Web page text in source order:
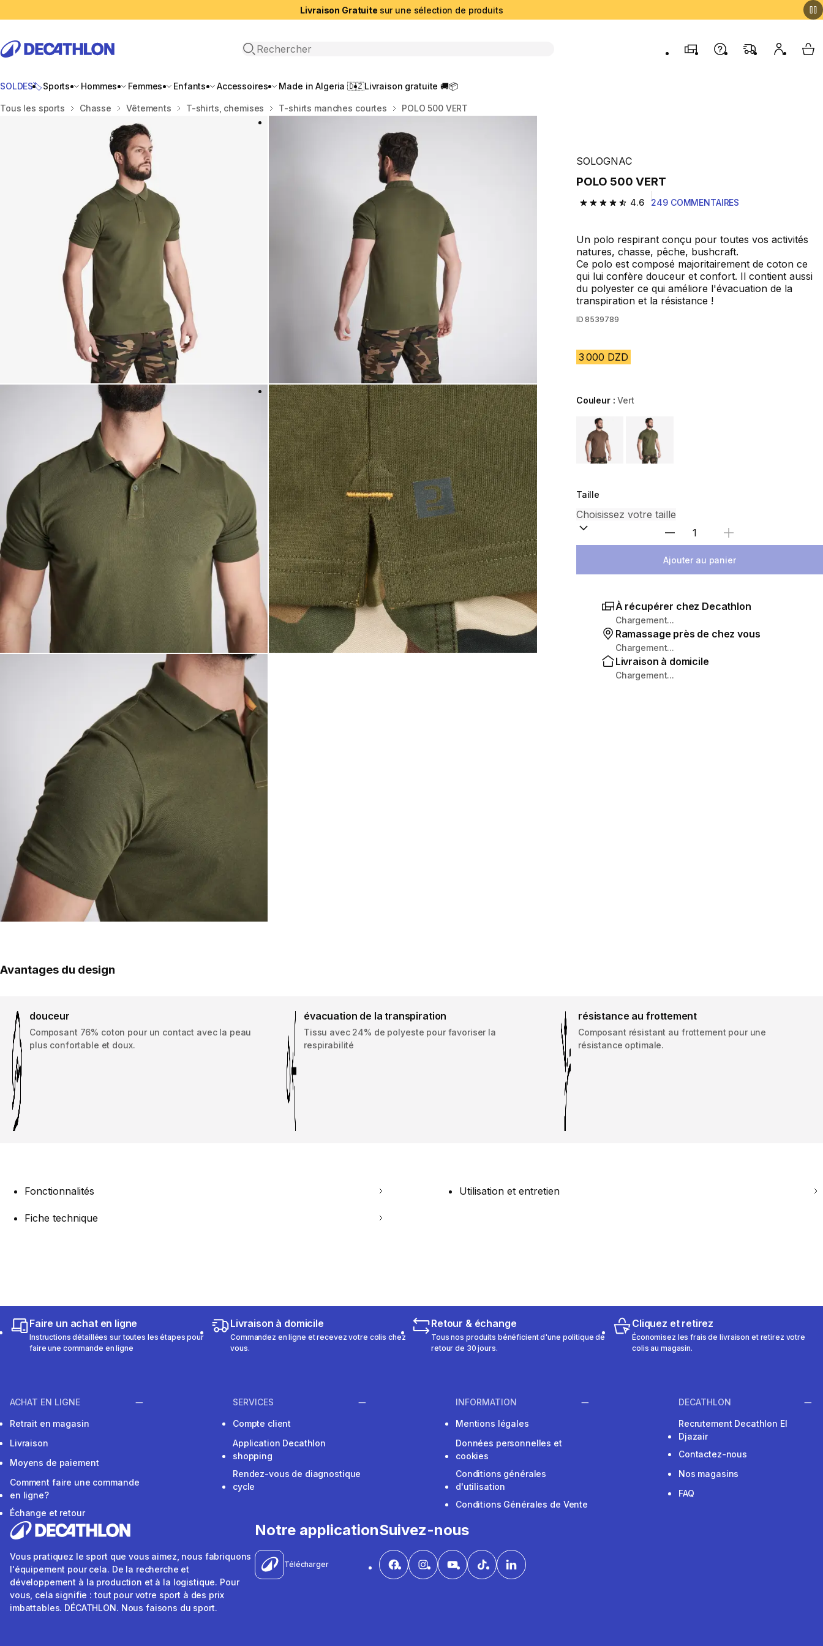
Livraison Gratuite sur une sélection de produits
Recherche ouverte
MagasinsContactez-nous
FAQ Mon My
SOLDES🏷️Sports Hommes Femmes Enfants Accessoires Made in Algeria 🇩🇿Livraison gratuite 🚚📦
Accueil
Tous les sports Chasse Vêtements T-shirts, chemises T-shirts manches courtes POLO 500 VERT
SOLOGNAC
POLO 500 VERT
4.6
4.6 out of 5 stars from 249 reviews
249 COMMENTAIRES
Un polo respirant conçu pour toutes vos activités
natures, chasse, pêche, bushcraft.
Ce polo est composé majoritairement de coton ce
qui lui confère douceur et confort. Il contient aussi
du polyester ce qui améliore l'évacuation de la
transpiration et la résistance !
ID 8539789
3 000 DZD
Couleur :Vert
Choose a variant
Taille
Sélectionnez la quantité
Ajouter au panier
À récupérer chez Decathlon
Chargement...
Ramassage près de chez vous
Chargement...
Livraison à domicile
Chargement...
Avantages du design
douceur
Composant 76% coton pour un contact avec la peau
plus confortable et doux.
évacuation de la transpiration
Tissu avec 24% de polyeste pour favoriser la
respirabilité
résistance au frottement
Composant résistant au frottement pour une
résistance optimale.
Fonctionnalités Utilisation et entretien
Fiche technique
Faire un achat en ligne
Instructions détaillées sur toutes les étapes pour
faire une commande en ligne
Livraison à domicile
Commandez en ligne et recevez votre colis chez
vous.
Retour & échange
Tous nos produits bénéficient d'une politique de
retour de 30 jours.
Cliquez et retirez
Économisez les frais de livraison et retirez votre
colis au magasin.
ACHAT EN LIGNE
Retrait en magasin
Livraison
Moyens de paiement
Comment faire une commande
en ligne?
Échange et retour
SERVICES
Compte client
Application Decathlon
shopping
Rendez-vous de diagnostique
cycle
INFORMATION
Mentions légales
Données personnelles et
cookies
Conditions générales
d'utilisation
Conditions Générales de Vente
DECATHLON
Recrutement Decathlon El
Djazair
Contactez-nous
Nos magasins
FAQ
Vous pratiquez le sport que vous aimez, nous fabriquons
l'équipement pour cela. De la recherche et
développement à la production et à la logistique. Pour
vous, cela signifie : tout pour votre sport à des prix
imbattables. DÉCATHLON. Nous faisons du sport.
Notre application
Télécharger
Suivez-nous